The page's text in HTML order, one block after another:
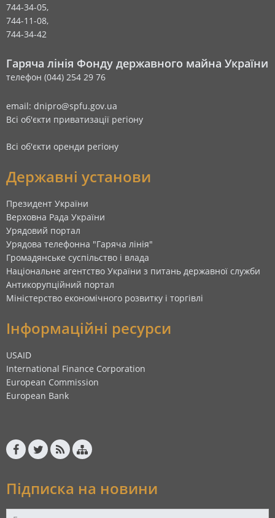
744-34-05,
744-11-08,
744-34-42
Гаряча лінія Фонду державного майна України
телефон (044) 254 29 76
email: dnipro@spfu.gov.ua
Всі об'єкти приватизації регіону
Всі об'єкти оренди регіону
Державні установи
Президент України
Верховна Рада України
Урядовий портал
Урядова телефонна "Гаряча лінія"
Громадянське суспільство і влада
Національне агентство України з питань державної служби
Антикорупційний портал
Міністерство економічного розвитку і торгівлі
Інформаційні ресурси
USAID
International Finance Corporation
European Commission
European Bank
Підписка на новини